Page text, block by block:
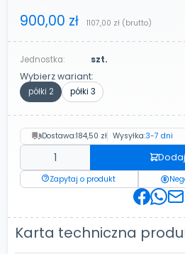
900,00 zł 1107,00 zł (brutto)
Jednostka: szt.
Wybierz wariant:
półki 2 półki 3
Dostawa:184,50 zł Wysyłka:3-7 dni
Zapytaj o produkt
Karta techniczna